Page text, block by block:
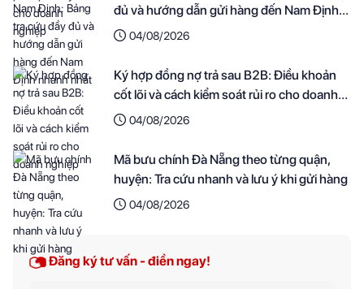
đủ và hướng dẫn gửi hàng đến Nam Định
nhanh nhất
04/08/2026
Ký hợp đồng nợ trả sau B2B: Điều khoản
cốt lõi và cách kiểm soát rủi ro cho doanh
nghiệp
04/08/2026
Mã bưu chính Đà Nẵng theo từng quận,
huyện: Tra cứu nhanh và lưu ý khi gửi hàng
04/08/2026
Đăng ký tư vấn - điền ngay!